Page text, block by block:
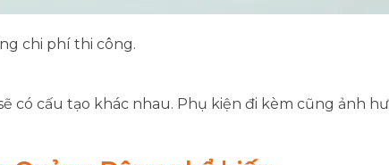
chi phí thi công.
có cấu tạo khác nhau. Phụ kiện đi kèm cũng ảnh